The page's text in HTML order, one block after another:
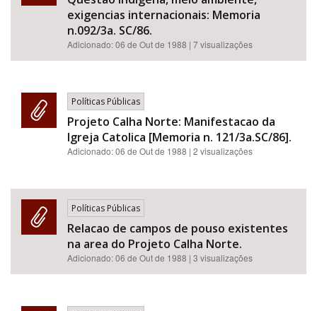
exigencias internacionais: Memoria
n.092/3a. SC/86.
Adicionado:06 de Out de 1988 | 7 visualizações
Políticas Públicas
Projeto Calha Norte: Manifestacao da
Igreja Catolica [Memoria n. 121/3a.SC/86].
Adicionado:06 de Out de 1988 | 2 visualizações
Políticas Públicas
Relacao de campos de pouso existentes
na area do Projeto Calha Norte.
Adicionado:06 de Out de 1988 | 3 visualizações